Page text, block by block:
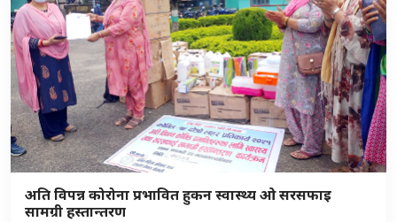
अति विपन्न कोरोना प्रभावित हुकन स्वास्थ्य ओ सरसफाइ
सामग्री हस्तान्तरण